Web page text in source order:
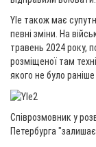
Yle також має
певні зміни. На
травень 2024 року,
розміщеної там
якого не було
Співрозмовник у
Петербурга